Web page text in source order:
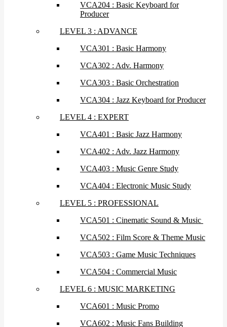
VCA204 : Basic Keyboard for
Producer
LEVEL 3 : ADVANCE
VCA301 : Basic Harmony
VCA302 : Adv. Harmony
VCA303 : Basic Orchestration
VCA304 : Jazz Keyboard for Producer
LEVEL 4 : EXPERT
VCA401 : Basic Jazz Harmony
VCA402 : Adv. Jazz Harmony
VCA403 : Music Genre Study
VCA404 : Electronic Music Study
LEVEL 5 : PROFESSIONAL
VCA501 : Cinematic Sound & Music
VCA502 : Film Score & Theme Music
VCA503 : Game Music Techniques
VCA504 : Commercial Music
LEVEL 6 : MUSIC MARKETING
VCA601 : Music Promo
VCA602 : Music Fans Building